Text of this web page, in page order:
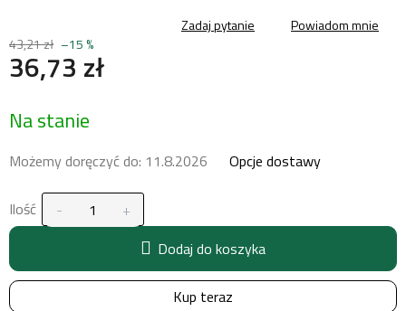
43,21 zł –15 %
36,73 zł
jednostkowa:
Na stanie
Możemy doręczyć do: 11.8.2026 Opcje dostawy
Ilość
Dodaj do koszyka
Kup teraz
Zadaj pytanie Powiadom mnie